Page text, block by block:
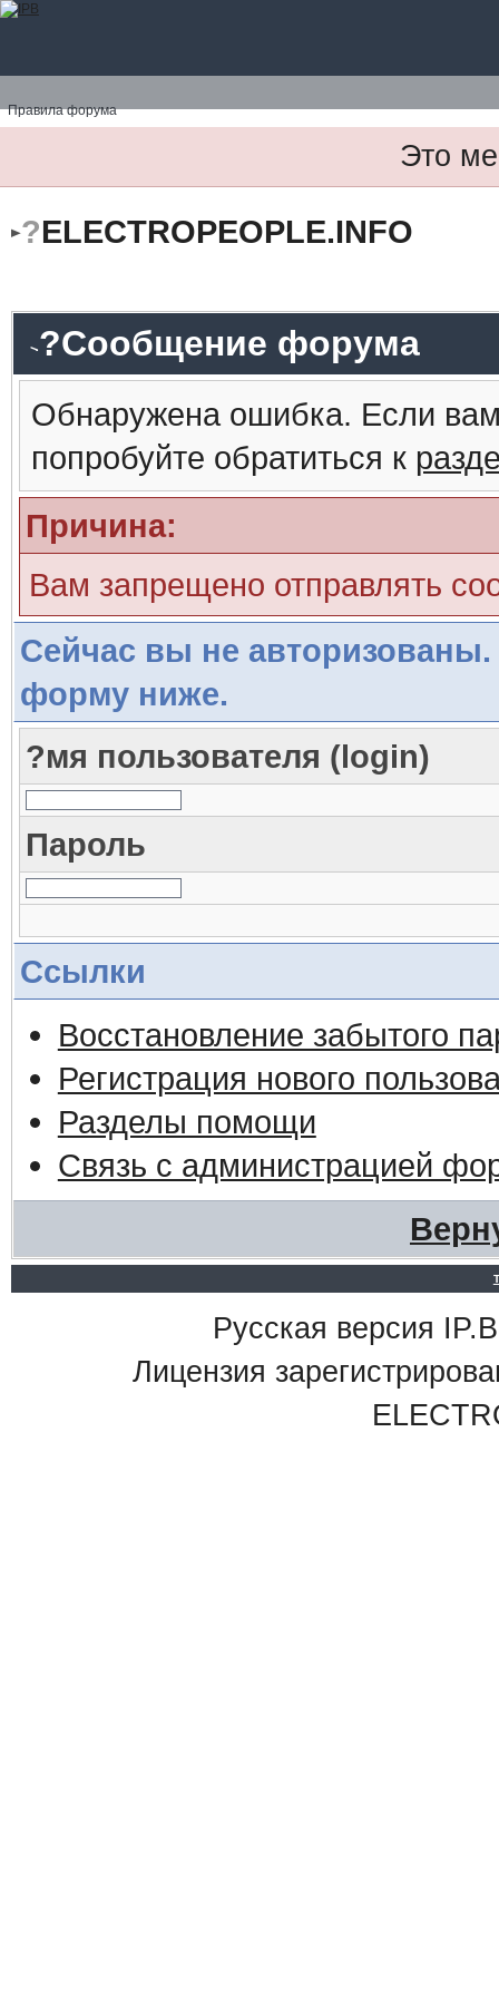
Правила форума
Это
?ELECTROPEOPLE.INFO
?Сообщение форума
Обнаружена ошибка. Если
попробуйте обратиться к
Причина:
Вам запрещено отправлять
Сейчас вы не авторизованы.
форму ниже.
?мя пользователя (login)
Пароль
Ссылки
Восстановление забытого
Регистрация нового
Разделы помощи
Связь с администрацией
Русская версия
Лицензия